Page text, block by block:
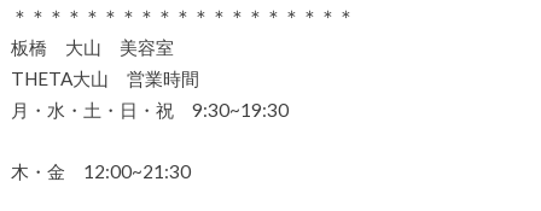
＊＊＊＊＊＊＊＊＊＊＊＊＊＊＊＊＊＊＊
板橋 大山 美容室
THETA大山 営業時間
月・水・土・日・祝 9:30~19:30
木・金 12:00~21:30